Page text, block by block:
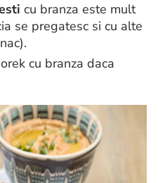
cu branza este mult
se pregatesc si cu alte
cu branza daca